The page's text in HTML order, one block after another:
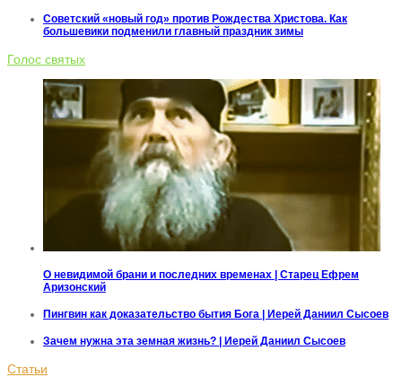
Советский «новый год» против Рождества Христова. Как
большевики подменили главный праздник зимы
Голос святых
О невидимой брани и последних временах | Старец Ефрем
Аризонский
Пингвин как доказательство бытия Бога | Иерей Даниил Сысоев
Зачем нужна эта земная жизнь? | Иерей Даниил Сысоев
Статьи